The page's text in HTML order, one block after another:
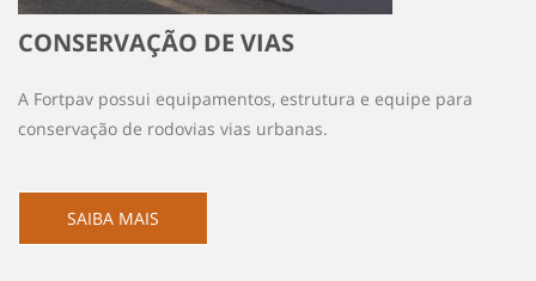
CONSERVAÇÃO DE VIAS
A Fortpav possui equipamentos, estrutura e equipe para
conservação de rodovias vias urbanas.
SAIBA MAIS